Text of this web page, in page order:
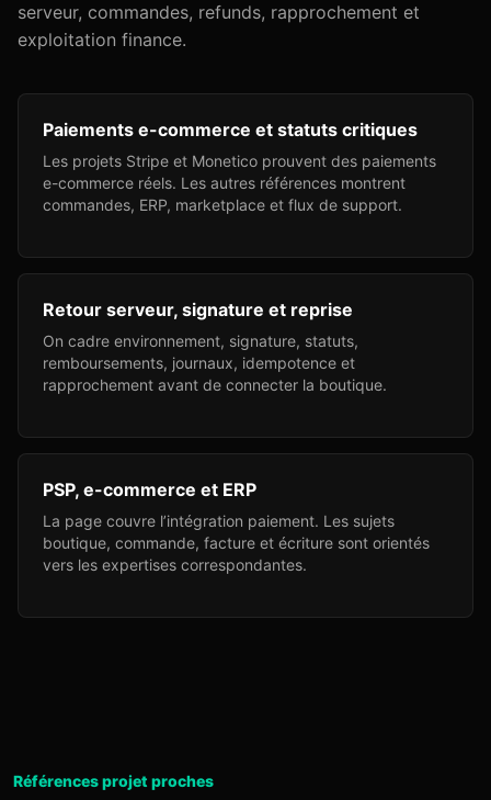
serveur, commandes, refunds, rapprochement et
exploitation finance.
Paiements e-commerce et statuts critiques
Les projets Stripe et Monetico prouvent des paiements
e-commerce réels. Les autres références montrent
commandes, ERP, marketplace et flux de support.
Retour serveur, signature et reprise
On cadre environnement, signature, statuts,
remboursements, journaux, idempotence et
rapprochement avant de connecter la boutique.
PSP, e-commerce et ERP
La page couvre l’intégration paiement. Les sujets
boutique, commande, facture et écriture sont orientés
vers les expertises correspondantes.
Références projet proches